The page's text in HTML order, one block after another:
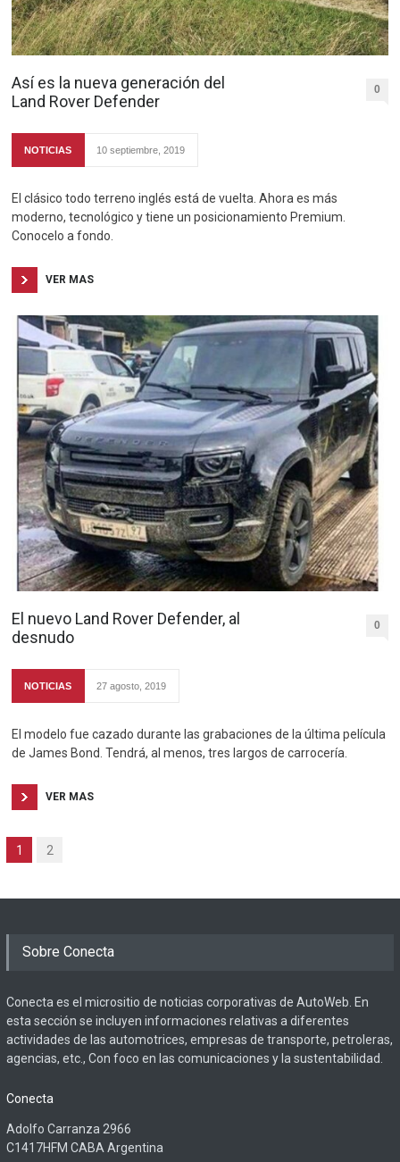
Así es la nueva generación del
Land Rover Defender
0
NOTICIAS 10 septiembre, 2019
El clásico todo terreno inglés está de vuelta. Ahora es más
moderno, tecnológico y tiene un posicionamiento Premium.
Conocelo a fondo.
VER MAS
El nuevo Land Rover Defender, al
desnudo
0
NOTICIAS 27 agosto, 2019
El modelo fue cazado durante las grabaciones de la última película
de James Bond. Tendrá, al menos, tres largos de carrocería.
VER MAS
1 2
Sobre Conecta
Conecta es el micrositio de noticias corporativas de AutoWeb. En
esta sección se incluyen informaciones relativas a diferentes
actividades de las automotrices, empresas de transporte, petroleras,
agencias, etc., Con foco en las comunicaciones y la sustentabilidad.
Conecta
Adolfo Carranza 2966
C1417HFM CABA Argentina